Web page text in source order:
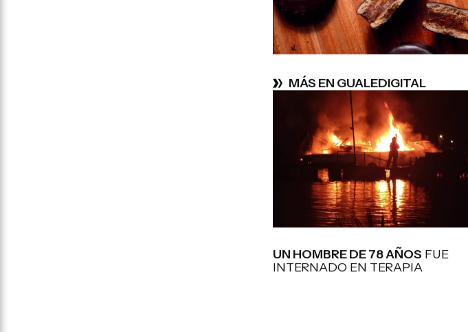
MÁS EN GUALEDIGITAL
UN HOMBRE DE 78 AÑOS FUE
INTERNADO EN TERAPIA